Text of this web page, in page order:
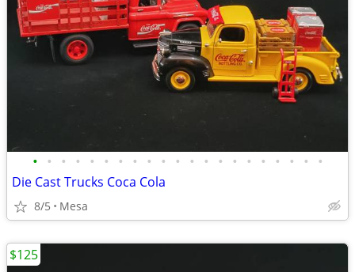
• • • • • • • • • • • • • • • • • • • • •
Die Cast Trucks Coca Cola
8/5 Mesa
$125